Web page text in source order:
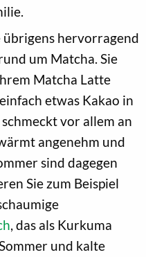
übrigens hervorragend
um Matcha. Sie
Matcha Latte
etwas Kakao in
vor allem an
angenehm und
sind dagegen
Sie zum Beispiel
, das als Kurkuma
und kalte